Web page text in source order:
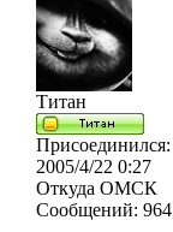
Титан
Присоединился:
2005/4/22 0:27
Откуда ОМСК
Сообщений: 964